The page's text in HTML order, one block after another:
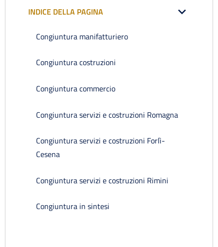
INDICE DELLA PAGINA
Congiuntura manifatturiero
Congiuntura costruzioni
Congiuntura commercio
Congiuntura servizi e costruzioni Romagna
Congiuntura servizi e costruzioni Forlì-
Cesena
Congiuntura servizi e costruzioni Rimini
Congiuntura in sintesi